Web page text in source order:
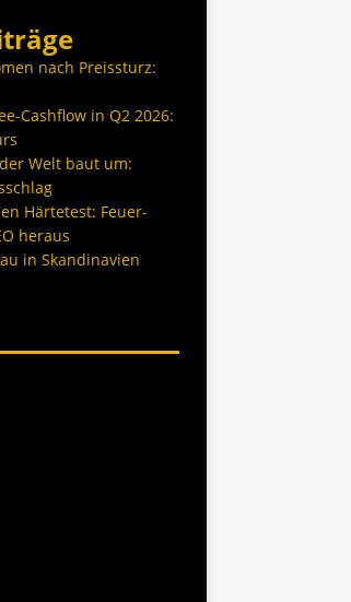
nach Preissturz:
Cashflow in Q2 2026:
Welt baut um:
Härtetest: Feuer-
heraus
in Skandinavien